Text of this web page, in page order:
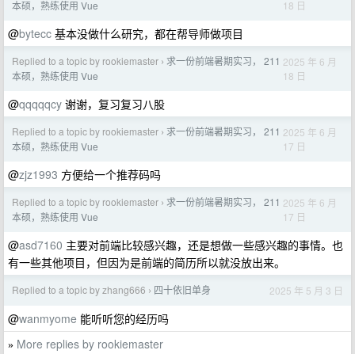
本硕，熟练使用 Vue
18 日
@bytecc 基本没做什么研究，都在帮导师做项目
Replied to a topic by rookiemaster › 求一份前端暑期实习， 211
本硕，熟练使用 Vue
2025 年 6 月
18 日
@qqqqqcy 谢谢，复习复习八股
Replied to a topic by rookiemaster › 求一份前端暑期实习， 211
本硕，熟练使用 Vue
2025 年 6 月
17 日
@zjz1993 方便给一个推荐码吗
Replied to a topic by rookiemaster › 求一份前端暑期实习， 211
本硕，熟练使用 Vue
2025 年 6 月
17 日
@asd7160 主要对前端比较感兴趣，还是想做一些感兴趣的事情。也
有一些其他项目，但因为是前端的简历所以就没放出来。
Replied to a topic by zhang666 › 四十依旧单身 2025 年 5 月 3 日
@wanmyome 能听听您的经历吗
» More replies by rookiemaster